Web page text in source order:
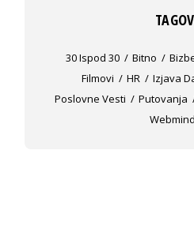
30 Ispod 30 Bitno
Filmovi
HR Izjava
Poslovne Vesti
Putovanja
Webmind